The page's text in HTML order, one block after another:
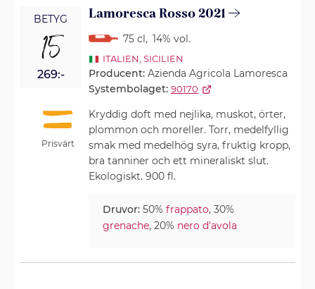
BETYG
15
269:-
Prisvärt
Lamoresca Rosso 2021
75 cl, 14% vol.
ITALIEN SICILIEN
Producent:Azienda Agricola Lamoresca
Systembolaget: 90170
Kryddig doft med nejlika, muskot, örter,
plommon och moreller. Torr, medelfyllig
smak med medelhög syra, fruktig kropp,
bra tanniner och ett mineraliskt slut.
Ekologiskt. 900 fl.
Druvor: 50%frappato, 30%
grenache, 20% nero d'avola